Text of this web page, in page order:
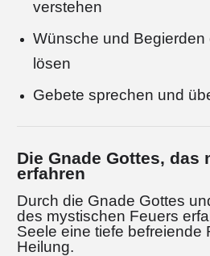
verstehen
Wünsche und Begierden
lösen
Gebete sprechen und
Die Gnade Gottes, das
erfahren
Durch die Gnade Gottes
des mystischen Feuers
Seele eine tiefe befreiende
Heilung.